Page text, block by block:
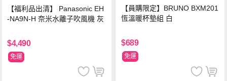
【福利品出清】 Panasonic EH
-NA9N-H 奈米水離子吹風機 灰
$4,490
免運
【員購限定】BRUNO BXM201
恆溫暖杯墊組 白
$689
免運